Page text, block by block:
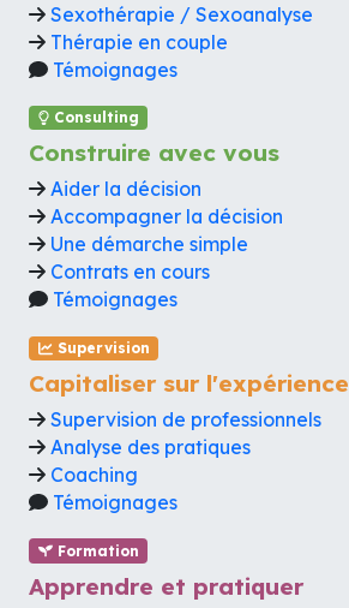
Sexothérapie / Sexoanalyse
Thérapie en couple
Témoignages
Consulting
Construire avec vous
Aider la décision
Accompagner la décision
Une démarche simple
Contrats en cours
Témoignages
Supervision
Capitaliser sur l'expérience
Supervision de professionnels
Analyse des pratiques
Coaching
Témoignages
Formation
Apprendre et pratiquer